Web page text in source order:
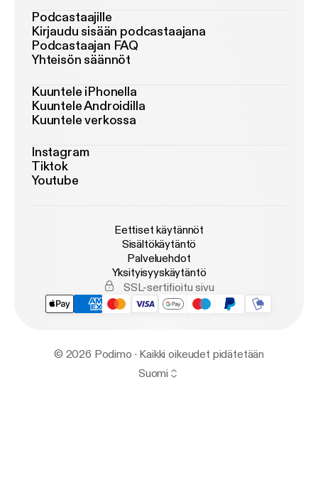
Podcastaajille
Kirjaudu sisään podcastaajana
Podcastaajan FAQ
Yhteisön säännöt
Kuuntele iPhonella
Kuuntele Androidilla
Kuuntele verkossa
Instagram
Tiktok
Youtube
Eettiset käytännöt
Sisältökäytäntö
Palveluehdot
Yksityisyyskäytäntö
SSL-sertifioitu sivu
© 2026 Podimo · Kaikki oikeudet pidätetään
Suomi